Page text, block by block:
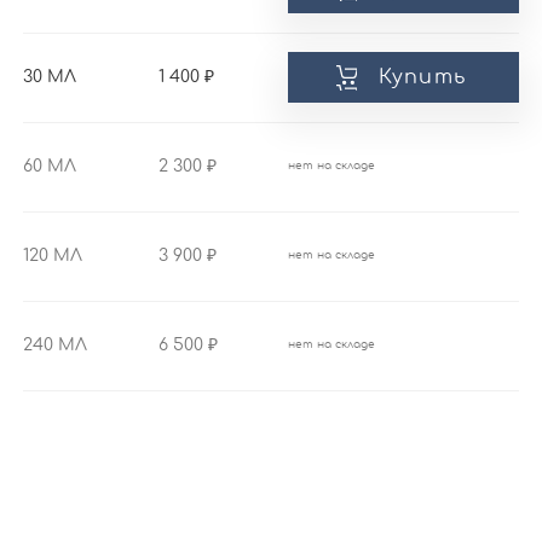
30 МЛ 1 400 Купить
60 МЛ 2 300 нет на складе
120 МЛ 3 900 нет на складе
240 МЛ 6 500 нет на складе